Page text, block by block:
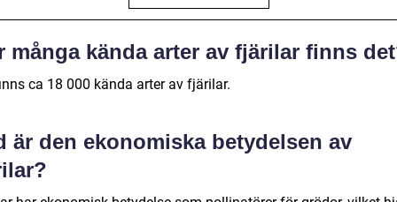
många kända arter av fjärilar finns
ca 18 000 kända arter av fjärilar.
är den ekonomiska betydelsen av